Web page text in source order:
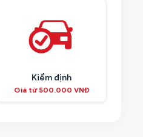
Kiểm định
Giá từ 500.000 VNĐ